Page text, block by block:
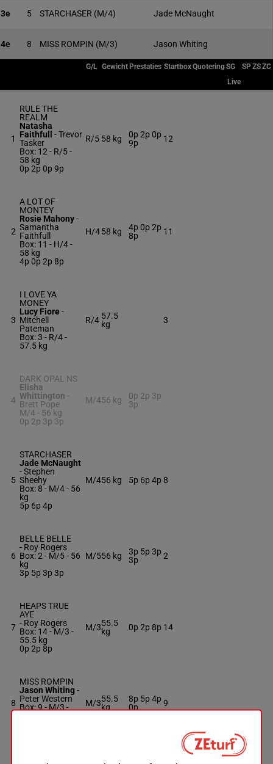
3e 5 STARCHASER (M/4) Jade McNaught
4e 8 MISS ROMPIN (M/3) Jason Whiting
G/L Gewicht Prestaties StartboxQuoteringSG SPZSZC
Live
1
RULE THE
REALM
Natasha
Faithfull -Trevor
Tasker
Box: 12 - R/5 -
58 kg
0p 2p 0p 9p
R/5 58 kg
0p 2p 0p
9p
12
2
A LOT OF
MONTEY
Rosie Mahony-
Samantha
Faithfull
Box: 11 - H/4 -
58 kg
4p 0p 2p 8p
H/458 kg
4p 0p 2p
8p
11
3
I LOVE YA
MONEY
Lucy Fiore-
Mitchell
Pateman
Box: 3 - R/4 -
57.5 kg
R/4 57.5
kg
3
4
DARK OPAL NS
Elisha
Whittington -
Brett Pope
M/4 - 56 kg
0p 2p 3p 3p
M/456 kg
0p 2p 3p
3p
5
STARCHASER
Jade McNaught
-Stephen
Sheehy
Box: 8 - M/4 - 56
kg
5p 6p 4p
M/456 kg 5p 6p 4p 8
6
BELLE BELLE
- Roy Rogers
Box: 2 - M/5 - 56
kg
3p 5p 3p 3p
M/556 kg
3p 5p 3p
3p
2
7
HEAPS TRUE
AYE
- Roy Rogers
Box: 14 - M/3 -
55.5 kg
0p 2p 8p
M/355.5
kg
0p 2p 8p 14
8
MISS ROMPIN
Jason Whiting-
Peter Western
Box: 9 -M/3 -
M/355.5
kg
8p 5p 4p
0p
9